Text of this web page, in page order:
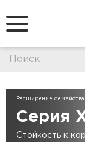
Расширение
Серия
Стойкость к